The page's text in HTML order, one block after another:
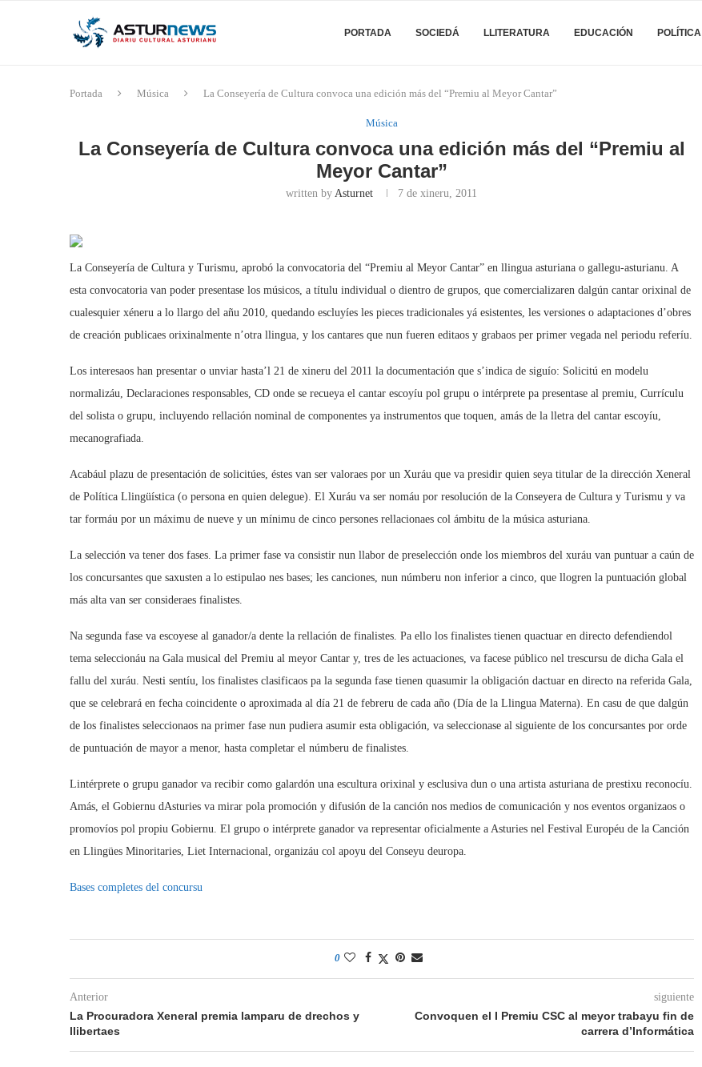
PORTADA SOCIEDÁ LLITERATURA EDUCACIÓN POLÍTICA
Portada Música La Conseyería de Cultura convoca una edición más del “Premiu al Meyor Cantar”
Música
La Conseyería de Cultura convoca una edición más del “Premiu al
Meyor Cantar”
written byAsturnet 7 de xineru, 2011
La Conseyería de Cultura y Turismu, aprobó la convocatoria del “Premiu al Meyor Cantar” en llingua asturiana o gallegu-asturianu. A
esta convocatoria van poder presentase los músicos, a títulu individual o dientro de grupos, que comercializaren dalgún cantar orixinal de
cualesquier xéneru a lo llargo del añu 2010, quedando escluyíes les pieces tradicionales yá esistentes, les versiones o adaptaciones d’obres
de creación publicaes orixinalmente n’otra llingua, y los cantares que nun fueren editaos y grabaos per primer vegada nel periodu referíu.
Los interesaos han presentar o unviar hasta’l 21 de xineru del 2011 la documentación que s’indica de siguío: Solicitú en modelu
normalizáu, Declaraciones responsables, CD onde se recueya el cantar escoyíu pol grupu o intérprete pa presentase al premiu, Currículu
del solista o grupu, incluyendo rellación nominal de componentes ya instrumentos que toquen, amás de la lletra del cantar escoyíu,
mecanografiada.
Acabául plazu de presentación de solicitúes, éstes van ser valoraes por un Xuráu que va presidir quien seya titular de la dirección Xeneral
de Política Llingüística (o persona en quien delegue). El Xuráu va ser nomáu por resolución de la Conseyera de Cultura y Turismu y va
tar formáu por un máximu de nueve y un mínimu de cinco persones rellacionaes col ámbitu de la música asturiana.
La selección va tener dos fases. La primer fase va consistir nun llabor de preselección onde los miembros del xuráu van puntuar a caún de
los concursantes que saxusten a lo estipulao nes bases; les canciones, nun númberu non inferior a cinco, que llogren la puntuación global
más alta van ser consideraes finalistes.
Na segunda fase va escoyese al ganador/a dente la rellación de finalistes. Pa ello los finalistes tienen quactuar en directo defendiendol
tema seleccionáu na Gala musical del Premiu al meyor Cantar y, tres de les actuaciones, va facese público nel trescursu de dicha Gala el
fallu del xuráu. Nesti sentíu, los finalistes clasificaos pa la segunda fase tienen quasumir la obligación dactuar en directo na referida Gala,
que se celebrará en fecha coincidente o aproximada al día 21 de febreru de cada año (Día de la Llingua Materna). En casu de que dalgún
de los finalistes seleccionaos na primer fase nun pudiera asumir esta obligación, va seleccionase al siguiente de los concursantes por orde
de puntuación de mayor a menor, hasta completar el númberu de finalistes.
Lintérprete o grupu ganador va recibir como galardón una escultura orixinal y esclusiva dun o una artista asturiana de prestixu reconocíu.
Amás, el Gobiernu dAsturies va mirar pola promoción y difusión de la canción nos medios de comunicación y nos eventos organizaos o
promovíos pol propiu Gobiernu. El grupo o intérprete ganador va representar oficialmente a Asturies nel Festival Européu de la Canción
en Llingües Minoritaries, Liet Internacional, organizáu col apoyu del Conseyu deuropa.
Bases completes del concursu
0
Anterior
La Procuradora Xeneral premia lamparu de drechos y
llibertaes
siguiente
Convoquen el I Premiu CSC al meyor trabayu fin de
carrera d’Informática